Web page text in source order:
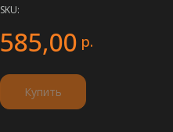
SKU:
585,00 р.
Купить